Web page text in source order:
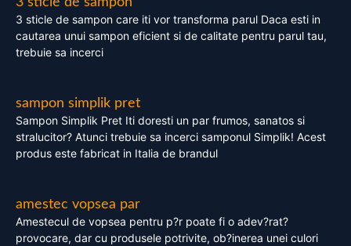
3 sticle de sampon care iti vor transforma parul Daca esti in
cautarea unui sampon eficient si de calitate pentru parul tau,
trebuie sa incerci
sampon simplik pret
Sampon Simplik Pret Iti doresti un par frumos, sanatos si
stralucitor? Atunci trebuie sa incerci samponul Simplik! Acest
produs este fabricat in Italia de brandul
amestec vopsea par
Amestecul de vopsea pentru p?r poate fi o adev?rat?
provocare, dar cu produsele potrivite, ob?inerea unei culori